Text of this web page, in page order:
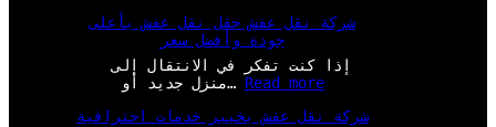
شركة نقل عفش حقل نقل عفش بأعلى
جودة وأفضل سعر
إذا كنت تفكر في الانتقال إلى
منزل جديد أو… Read more:
شركة نقل عفش بخيبر خدمات احترافية